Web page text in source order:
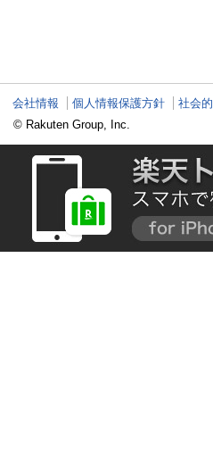
会社情報 個人情報保護方針 社会
© Rakuten Group, Inc.